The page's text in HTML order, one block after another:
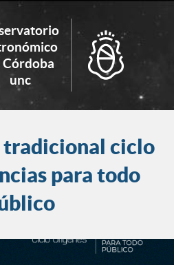
Córdoba
unc
tradicional ciclo
para todo